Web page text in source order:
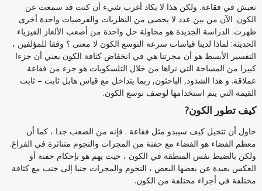
نعيش في فقاعة. ولكن هذا لا يكاد أغرب شيء أن كنت قد سمعت عن
الكون. الآن من بين عدد لا يحصى من النظريات والفرضيات واحدة أخرى
ظهرت. الدراسة الجديدة هو محاولة حل واحدة من أصعب الألغاز الفيزياء
الحديثة: لماذا لدينا قياسات سرعة التوسع الكون لا معنى ؟ وفقا للمؤلفين ،
التفسير الأبسط هو أن مجرتنا هي في انخفاض كثافة الكون يعني أن جزءا
كبيرا من المساحة التي نراها من خلال التلسكوبات هو جزء من فقاعة
عملاقة. و هذا الشذوذ, الباحثون, ربما يتداخل مع قياس هابل ثابت – ثابت
القيمة التي يتم استخدامها لوصف توسع الكون.
كيف تطور الكون?
حاول أن تتخيل كيف سيبدو مثل فقاعة . فإنه من الصعب جدا ، كما أن
معظم الفضاء هو الفضاء مع حفنة من المجرات والنجوم متناثرة في الفراغ.
ولكن بالضبط نفس المنطقة في الكون ، حيث يهم هو بإحكام حفنة أو
العكس بعيدة عن بعضها البعض ، النجوم والمجرات جنبا إلى جنب مع كثافة
مختلفة في أجزاء مختلفة من الكون.